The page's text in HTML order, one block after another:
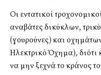
Οι εντατικοί
αναβάτες δικύκλων,
(γουρούνες) και
Ηλεκτρικό Όχημα), διότι
να μην ξεχνά το κράνος